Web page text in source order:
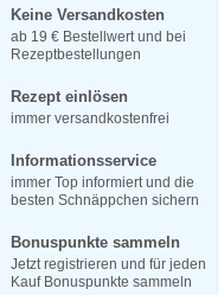
Keine Versandkosten
ab 19 € Bestellwert und bei
Rezeptbestellungen
Rezept einlösen
immer versandkostenfrei
Informationsservice
immer Top informiert und die
besten Schnäppchen sichern
Bonuspunkte sammeln
Jetzt registrieren und für jeden
Kauf Bonuspunkte sammeln